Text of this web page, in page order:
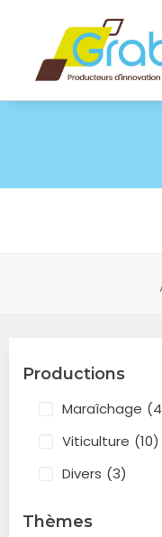
Productions
Maraîchage
Viticulture (10)
Divers (3)
Thèmes